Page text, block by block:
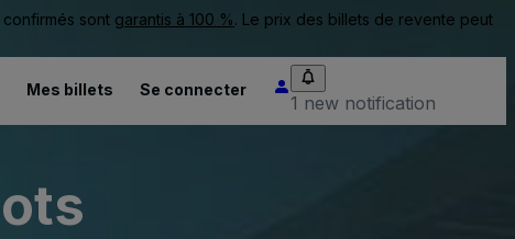
sont garantis à 100 %. Le prix des billets de revente peut
Mes billets Se connecter
1 new notification